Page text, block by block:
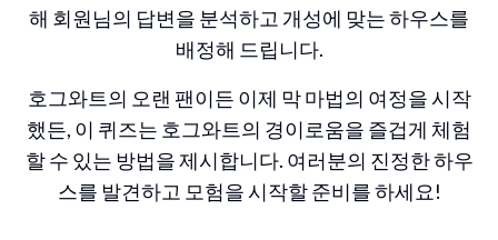
해 회원님의 답변을 분석하고 개성에 맞는 하우스를
배정해 드립니다.
호그와트의 오랜 팬이든 이제 막 마법의 여정을 시작
했든, 이 퀴즈는 호그와트의 경이로움을 즐겁게 체험
할 수 있는 방법을 제시합니다. 여러분의 진정한 하우
스를 발견하고 모험을 시작할 준비를 하세요!